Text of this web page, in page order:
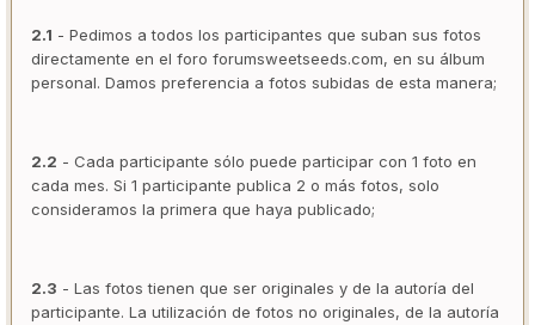
2.1 - Pedimos a todos los participantes que suban sus fotos
directamente en el foro forumsweetseeds.com, en su álbum
personal. Damos preferencia a fotos subidas de esta manera;
2.2 - Cada participante sólo puede participar con 1 foto en
cada mes. Si 1 participante publica 2 o más fotos, solo
consideramos la primera que haya publicado;
2.3 - Las fotos tienen que ser originales y de la autoría del
participante. La utilización de fotos no originales, de la autoría